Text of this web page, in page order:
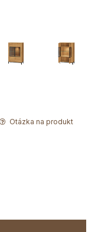
Otázka na produkt